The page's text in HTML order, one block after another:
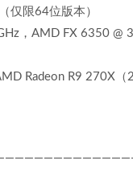
仅限64位版本）
，AMD FX 6350 @
Radeon R9 270X（